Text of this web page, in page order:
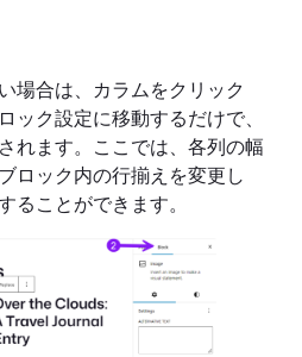
場合は、カラムをクリック
ック設定に移動するだけで、
れます。ここでは、各列の幅
ロック内の行揃えを変更し
ることができます。